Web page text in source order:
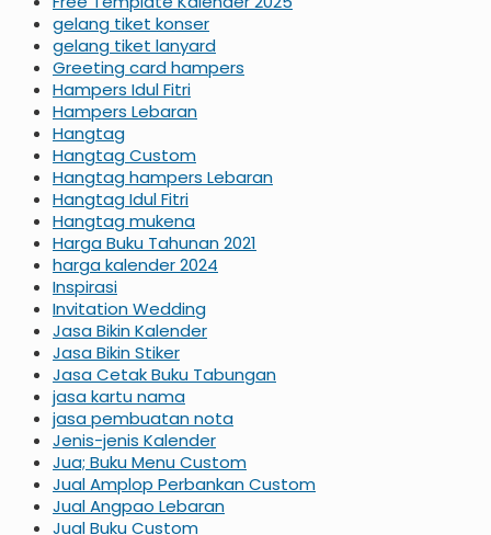
gelang tiket konser
gelang tiket lanyard
Greeting card hampers
Hampers Idul Fitri
Hampers Lebaran
Hangtag
Hangtag Custom
Hangtag hampers Lebaran
Hangtag Idul Fitri
Hangtag mukena
Harga Buku Tahunan 2021
harga kalender 2024
Inspirasi
Invitation Wedding
Jasa Bikin Kalender
Jasa Bikin Stiker
Jasa Cetak Buku Tabungan
jasa kartu nama
jasa pembuatan nota
Jenis-jenis Kalender
Jua; Buku Menu Custom
Jual Amplop Perbankan Custom
Jual Angpao Lebaran
Jual Buku Custom